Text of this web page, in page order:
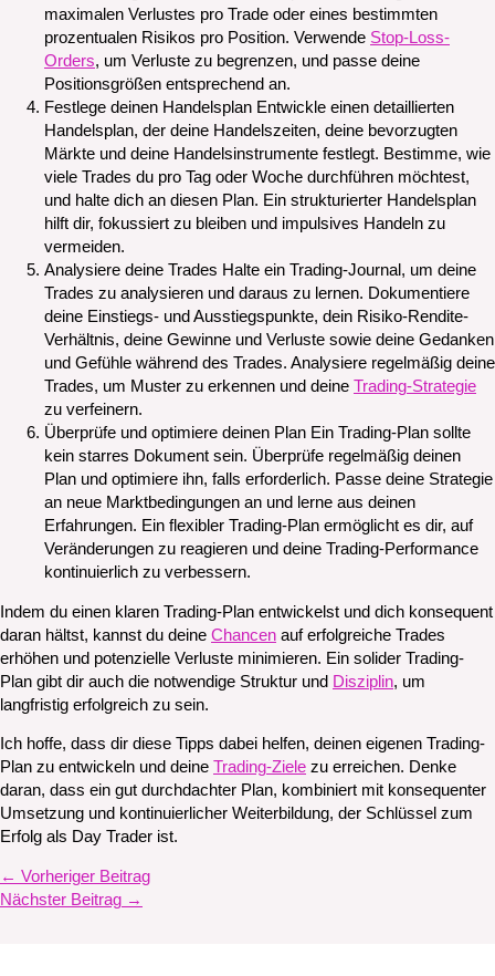
maximalen Verlustes pro Trade oder eines bestimmten
prozentualen Risikos pro Position. Verwende Stop-Loss-
Orders, um Verluste zu begrenzen, und passe deine
Positionsgrößen entsprechend an.
Festlege deinen Handelsplan Entwickle einen detaillierten
Handelsplan, der deine Handelszeiten, deine bevorzugten
Märkte und deine Handelsinstrumente festlegt. Bestimme, wie
viele Trades du pro Tag oder Woche durchführen möchtest,
und halte dich an diesen Plan. Ein strukturierter Handelsplan
hilft dir, fokussiert zu bleiben und impulsives Handeln zu
vermeiden.
Analysiere deine Trades Halte ein Trading-Journal, um deine
Trades zu analysieren und daraus zu lernen. Dokumentiere
deine Einstiegs- und Ausstiegspunkte, dein Risiko-Rendite-
Verhältnis, deine Gewinne und Verluste sowie deine Gedanken
und Gefühle während des Trades. Analysiere regelmäßig deine
Trades, um Muster zu erkennen und deine Trading-Strategie
zu verfeinern.
Überprüfe und optimiere deinen Plan Ein Trading-Plan sollte
kein starres Dokument sein. Überprüfe regelmäßig deinen
Plan und optimiere ihn, falls erforderlich. Passe deine Strategie
an neue Marktbedingungen an und lerne aus deinen
Erfahrungen. Ein flexibler Trading-Plan ermöglicht es dir, auf
Veränderungen zu reagieren und deine Trading-Performance
kontinuierlich zu verbessern.
Indem du einen klaren Trading-Plan entwickelst und dich konsequent
daran hältst, kannst du deine Chancen auf erfolgreiche Trades
erhöhen und potenzielle Verluste minimieren. Ein solider Trading-
Plan gibt dir auch die notwendige Struktur und Disziplin, um
langfristig erfolgreich zu sein.
Ich hoffe, dass dir diese Tipps dabei helfen, deinen eigenen Trading-
Plan zu entwickeln und deine Trading-Ziele zu erreichen. Denke
daran, dass ein gut durchdachter Plan, kombiniert mit konsequenter
Umsetzung und kontinuierlicher Weiterbildung, der Schlüssel zum
Erfolg als Day Trader ist.
← Vorheriger Beitrag
Nächster Beitrag →